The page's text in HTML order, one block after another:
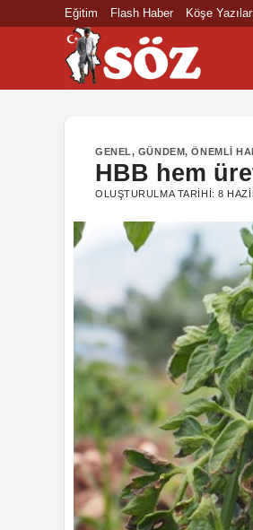
Eğitim Flash Haber Köşe
GENEL, GÜNDEM,ÖNEMLI
HBB hem
OLUŞTURULMA TARIHI:8